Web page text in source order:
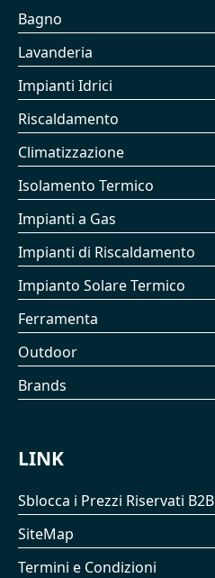
Bagno
Lavanderia
Impianti Idrici
Riscaldamento
Climatizzazione
Isolamento Termico
Impianti a Gas
Impianti di Riscaldamento
Impianto Solare Termico
Ferramenta
Outdoor
Brands
LINK
Sblocca i Prezzi Riservati B2B
SiteMap
Termini e Condizioni